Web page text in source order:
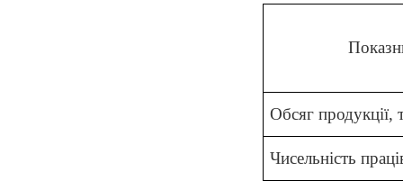
Обсяг продукції,
Чисельність